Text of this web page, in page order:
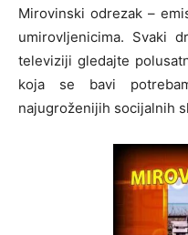
Mirovinski odrezak –
umirovljenicima. Svaki
televiziji gledajte
koja se bavi
najugroženijih socijalnih